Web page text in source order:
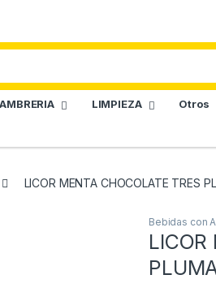
LIMPIEZA Otros
LICOR MENTA CHOCOLATE TRES
Bebidas con
LICOR